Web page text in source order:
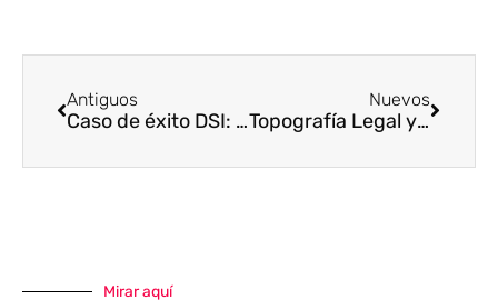
Antiguos
Caso de éxito DSI: inspección con georradar (GPR IDS) para detección bajo superficie
Nuevos
Topografía Legal y Catastral: ¿Por qué mi terreno no coincide con la escritura?
Mirar aquí